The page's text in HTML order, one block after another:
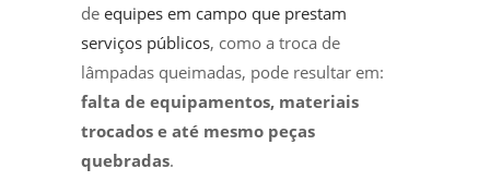
de equipes em campo que prestam
serviços públicos, como a troca de
lâmpadas queimadas, pode resultar em:
falta de equipamentos, materiais
trocados e até mesmo peças
quebradas.